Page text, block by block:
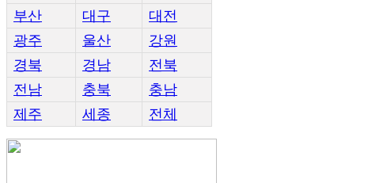
부산
대구
대전
광주
울산
강원
경북
경남
전북
전남
충북
충남
제주
세종 전체